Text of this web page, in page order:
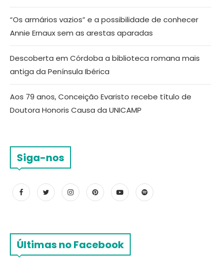
“Os armários vazios” e a possibilidade de conhecer
Annie Ernaux sem as arestas aparadas
Descoberta em Córdoba a biblioteca romana mais
antiga da Península Ibérica
Aos 79 anos, Conceição Evaristo recebe título de
Doutora Honoris Causa da UNICAMP
Siga-nos
Últimas no Facebook